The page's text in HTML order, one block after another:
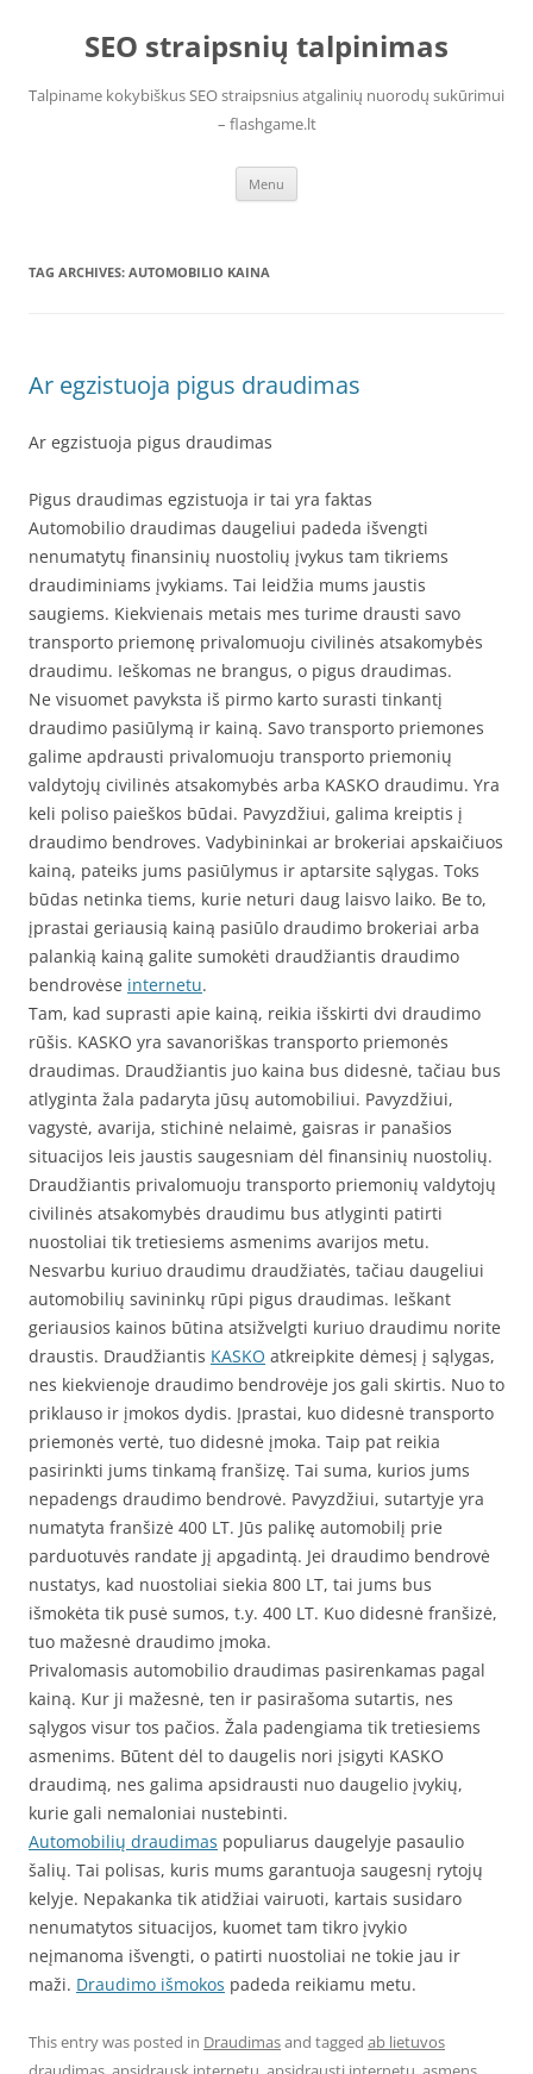
contentSEO straipsnių talpinimas
Talpiname kokybiškus SEO straipsnius atgalinių nuorodų sukūrimui
– flashgame.lt
Menu
TAG ARCHIVES: AUTOMOBILIO KAINA
Ar egzistuoja pigus draudimas
Ar egzistuoja pigus draudimas
Pigus draudimas egzistuoja ir tai yra faktas
Automobilio draudimas daugeliui padeda išvengti
nenumatytų finansinių nuostolių įvykus tam tikriems
draudiminiams įvykiams. Tai leidžia mums jaustis
saugiems. Kiekvienais metais mes turime drausti savo
transporto priemonę privalomuoju civilinės atsakomybės
draudimu. Ieškomas ne brangus, o pigus draudimas.
Ne visuomet pavyksta iš pirmo karto surasti tinkantį
draudimo pasiūlymą ir kainą. Savo transporto priemones
galime apdrausti privalomuoju transporto priemonių
valdytojų civilinės atsakomybės arba KASKO draudimu. Yra
keli poliso paieškos būdai. Pavyzdžiui, galima kreiptis į
draudimo bendroves. Vadybininkai ar brokeriai apskaičiuos
kainą, pateiks jums pasiūlymus ir aptarsite sąlygas. Toks
būdas netinka tiems, kurie neturi daug laisvo laiko. Be to,
įprastai geriausią kainą pasiūlo draudimo brokeriai arba
palankią kainą galite sumokėti draudžiantis draudimo
bendrovėse internetu.
Tam, kad suprasti apie kainą, reikia išskirti dvi draudimo
rūšis. KASKO yra savanoriškas transporto priemonės
draudimas. Draudžiantis juo kaina bus didesnė, tačiau bus
atlyginta žala padaryta jūsų automobiliui. Pavyzdžiui,
vagystė, avarija, stichinė nelaimė, gaisras ir panašios
situacijos leis jaustis saugesniam dėl finansinių nuostolių.
Draudžiantis privalomuoju transporto priemonių valdytojų
civilinės atsakomybės draudimu bus atlyginti patirti
nuostoliai tik tretiesiems asmenims avarijos metu.
Nesvarbu kuriuo draudimu draudžiatės, tačiau daugeliui
automobilių savininkų rūpi pigus draudimas. Ieškant
geriausios kainos būtina atsižvelgti kuriuo draudimu norite
draustis. Draudžiantis KASKO atkreipkite dėmesį į sąlygas,
nes kiekvienoje draudimo bendrovėje jos gali skirtis. Nuo to
priklauso ir įmokos dydis. Įprastai, kuo didesnė transporto
priemonės vertė, tuo didesnė įmoka. Taip pat reikia
pasirinkti jums tinkamą franšizę. Tai suma, kurios jums
nepadengs draudimo bendrovė. Pavyzdžiui, sutartyje yra
numatyta franšizė 400 LT. Jūs palikę automobilį prie
parduotuvės randate jį apgadintą. Jei draudimo bendrovė
nustatys, kad nuostoliai siekia 800 LT, tai jums bus
išmokėta tik pusė sumos, t.y. 400 LT. Kuo didesnė franšizė,
tuo mažesnė draudimo įmoka.
Privalomasis automobilio draudimas pasirenkamas pagal
kainą. Kur ji mažesnė, ten ir pasirašoma sutartis, nes
sąlygos visur tos pačios. Žala padengiama tik tretiesiems
asmenims. Būtent dėl to daugelis nori įsigyti KASKO
draudimą, nes galima apsidrausti nuo daugelio įvykių,
kurie gali nemaloniai nustebinti.
Automobilių draudimas populiarus daugelyje pasaulio
šalių. Tai polisas, kuris mums garantuoja saugesnį rytojų
kelyje. Nepakanka tik atidžiai vairuoti, kartais susidaro
nenumatytos situacijos, kuomet tam tikro įvykio
neįmanoma išvengti, o patirti nuostoliai ne tokie jau ir
maži. Draudimo išmokos padeda reikiamu metu.
This entry was posted in Draudimasand tagged ab lietuvos